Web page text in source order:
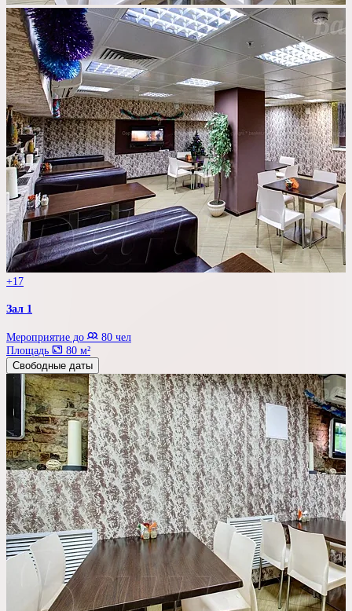
+17
Зал 1
Мероприятие до
80 чел
Площадь
80 м²
Свободные даты